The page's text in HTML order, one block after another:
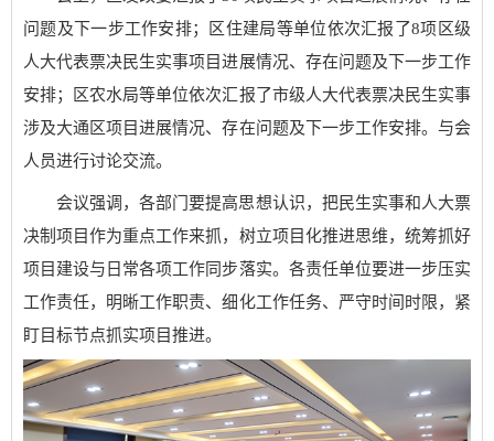
问题及下一步工作安排；区住建局等单位依次汇报了8项区级
人大代表票决民生实事项目进展情况、存在问题及下一步工作
安排；区农水局等单位依次汇报了市级人大代表票决民生实事
涉及大通区项目进展情况、存在问题及下一步工作安排。与会
人员进行讨论交流。
会议强调，各部门要提高思想认识，把民生实事和人大票
决制项目作为重点工作来抓，树立项目化推进思维，统筹抓好
项目建设与日常各项工作同步落实。各责任单位要进一步压实
工作责任，明晰工作职责、细化工作任务、严守时间时限，紧
盯目标节点抓实项目推进。